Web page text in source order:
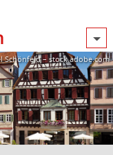
Schönfeld – stock.adobe.com